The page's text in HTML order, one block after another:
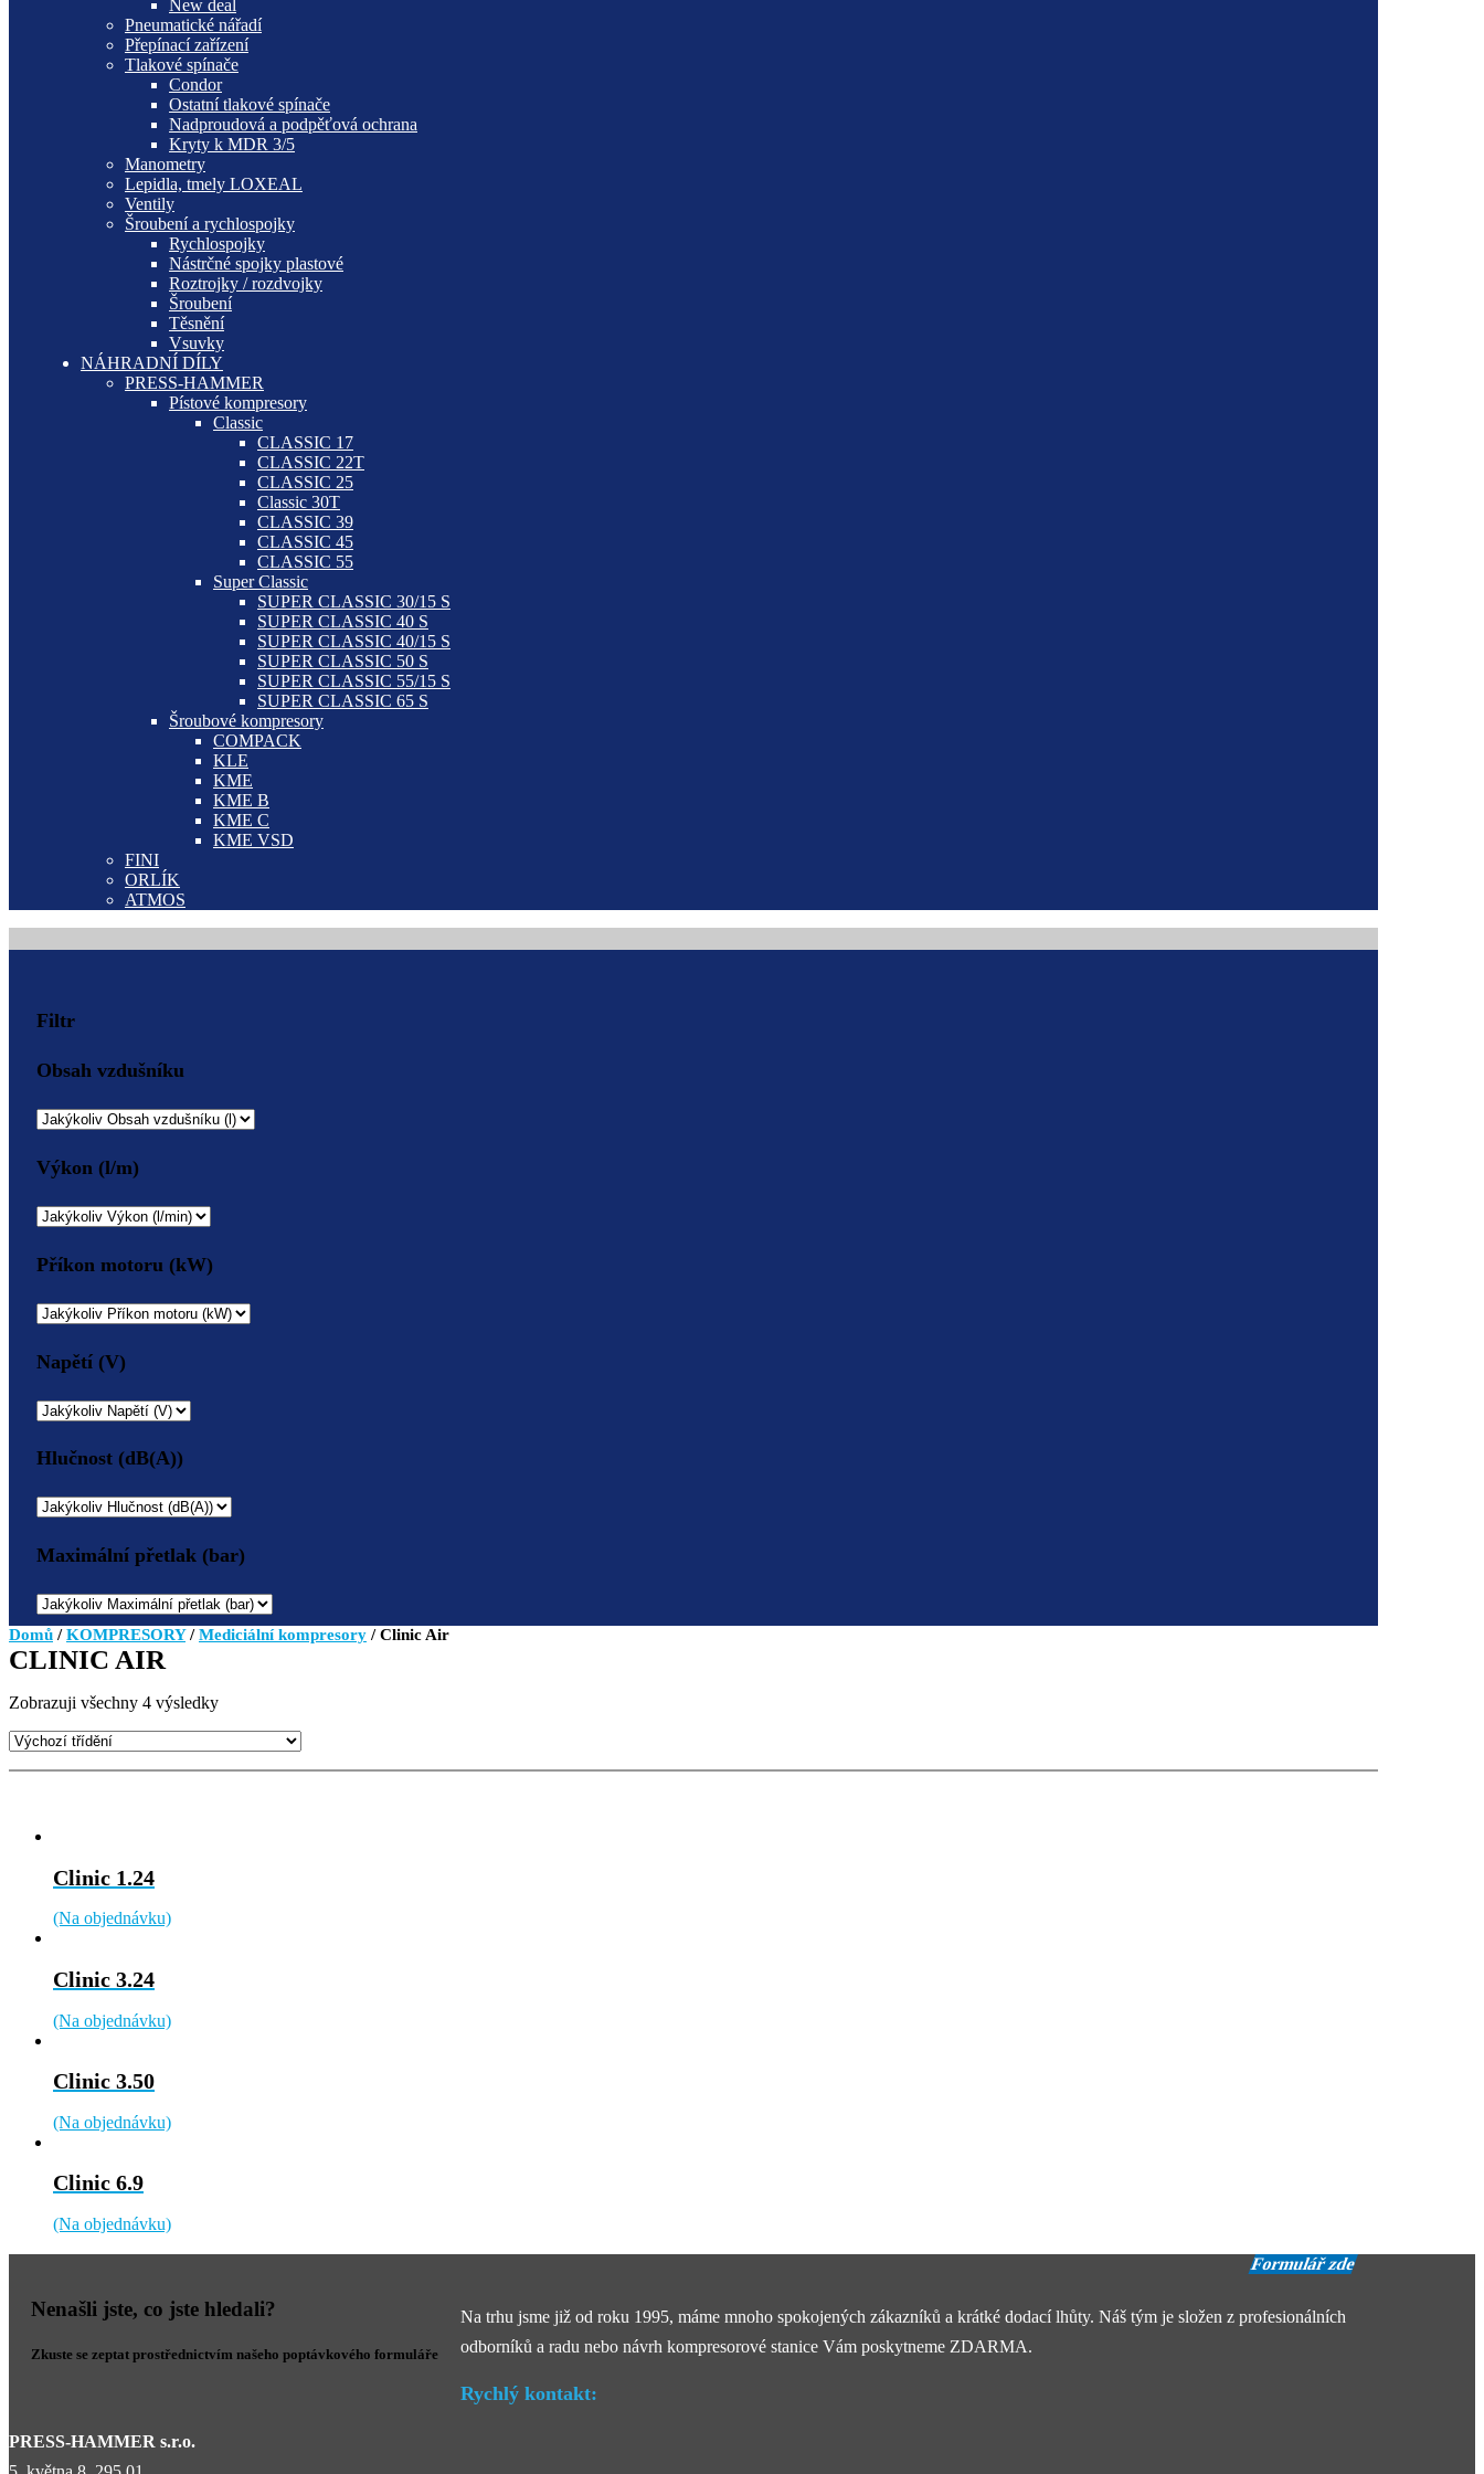
New deal
Pneumatické nářadí
Přepínací zařízení
Tlakové spínače
Condor
Ostatní tlakové spínače
Nadproudová a podpěťová ochrana
Kryty k MDR 3/5
Manometry
Lepidla, tmely LOXEAL
Ventily
Šroubení a rychlospojky
Rychlospojky
Nástrčné spojky plastové
Roztrojky / rozdvojky
Šroubení
Těsnění
Vsuvky
NÁHRADNÍ DÍLY
PRESS-HAMMER
Pístové kompresory
Classic
CLASSIC 17
CLASSIC 22T
CLASSIC 25
Classic 30T
CLASSIC 39
CLASSIC 45
CLASSIC 55
Super Classic
SUPER CLASSIC 30/15 S
SUPER CLASSIC 40 S
SUPER CLASSIC 40/15 S
SUPER CLASSIC 50 S
SUPER CLASSIC 55/15 S
SUPER CLASSIC 65 S
Šroubové kompresory
COMPACK
KLE
KME
KME B
KME C
KME VSD
FINI
ORLÍK
ATMOS
Filtr
Obsah vzdušníku
Výkon (l/m)
Příkon motoru (kW)
Napětí (V)
Hlučnost (dB(A))
Maximální přetlak (bar)
Domů /KOMPRESORY/Mediciální kompresory / Clinic Air
CLINIC AIR
Zobrazuji všechny 4 výsledky
Clinic 1.24
(Na objednávku)
Clinic 3.24
(Na objednávku)
Clinic 3.50
(Na objednávku)
Clinic 6.9
(Na objednávku)
Nenašli jste, co jste hledali?
Zkuste se zeptat prostřednictvím našeho poptávkového formuláře
Formulář zde
Na trhu jsme již od roku 1995, máme mnoho spokojených zákazníků a krátké dodací lhůty. Náš tým je složen z profesionálních
odborníků a radu nebo návrh kompresorové stanice Vám poskytneme ZDARMA.
Rychlý kontakt:
PRESS-HAMMER s.r.o.